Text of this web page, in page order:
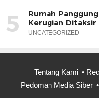
5
Rumah
Kerugian Ditaksir
UNCATEGORIZED
Tentang Kami
Pedoman Media Siber